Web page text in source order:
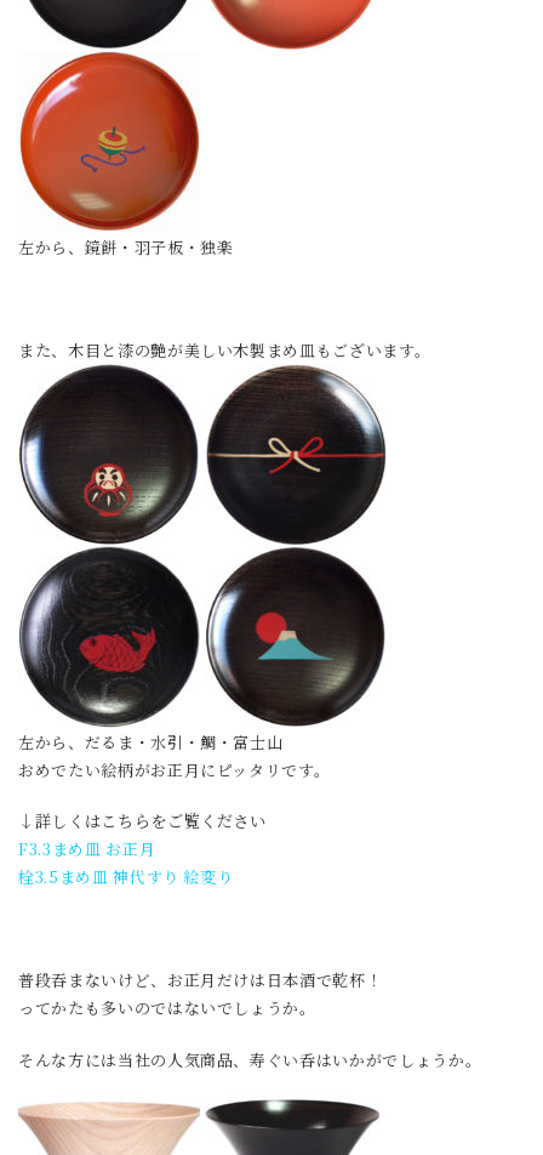
左から、鏡餅・羽子板・独楽
また、木目と漆の艶が美しい木製まめ皿もございます。
左から、だるま・水引・鯛・富士山
おめでたい絵柄がお正月にピッタリです。
↓詳しくはこちらをご覧ください
F3.3まめ皿 お正月
栓3.5まめ皿 神代すり 絵変り
普段吞まないけど、お正月だけは日本酒で乾杯！
ってかたも多いのではないでしょうか。
そんな方には当社の人気商品、寿ぐい呑はいかがでしょうか。